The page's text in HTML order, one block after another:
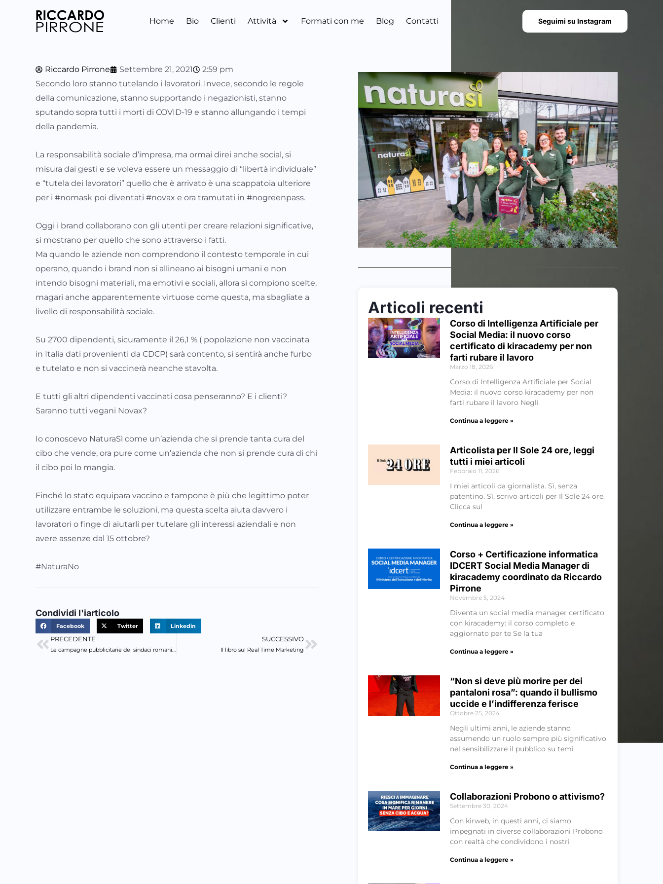
contenuto
Home Bio Clienti Attività Formati con me Blog Contatti Seguimi su Instagram
Riccardo Pirrone Settembre 21, 2021
2:59 pm
Secondo loro stanno tutelando i lavoratori. Invece, secondo le regole
della comunicazione, stanno supportando i negazionisti, stanno
sputando sopra tutti i morti di COVID-19 e stanno allungando i tempi
della pandemia.
La responsabilità sociale d’impresa, ma ormai direi anche social, si
misura dai gesti e se voleva essere un messaggio di “libertà individuale”
e “tutela dei lavoratori” quello che è arrivato è una scappatoia ulteriore
per i #nomask poi diventati #novax e ora tramutati in #nogreenpass.
Oggi i brand collaborano con gli utenti per creare relazioni significative,
si mostrano per quello che sono attraverso i fatti.
Ma quando le aziende non comprendono il contesto temporale in cui
operano, quando i brand non si allineano ai bisogni umani e non
intendo bisogni materiali, ma emotivi e sociali, allora si compiono scelte,
magari anche apparentemente virtuose come questa, ma sbagliate a
livello di responsabilità sociale.
Su 2700 dipendenti, sicuramente il 26,1 % ( popolazione non vaccinata
in Italia dati provenienti da CDCP) sarà contento, si sentirà anche furbo
e tutelato e non si vaccinerà neanche stavolta.
E tutti gli altri dipendenti vaccinati cosa penseranno? E i clienti?
Saranno tutti vegani Novax?
Io conoscevo NaturaSì come un’azienda che si prende tanta cura del
cibo che vende, ora pure come un’azienda che non si prende cura di chi
il cibo poi lo mangia.
Finché lo stato equipara vaccino e tampone è più che legittimo poter
utilizzare entrambe le soluzioni, ma questa scelta aiuta davvero i
lavoratori o finge di aiutarli per tutelare gli interessi aziendali e non
avere assenze dal 15 ottobre?
#NaturaNo
Condividi l'iarticolo
Facebook Twitter Linkedin
Precedente
PRECEDENTE
Le campagne pubblicitarie dei sindaci romani sono davvero sincere?
SUCCESSIVO
Il libro sul Real Time MarketingSuccessivo
Articoli recenti
Corso di Intelligenza Artificiale per
Social Media: il nuovo corso
certificato di kiracademy per non
farti rubare il lavoro
Marzo 18, 2026
Corso di Intelligenza Artificiale per Social
Media: il nuovo corso kiracademy per non
farti rubare il lavoro Negli
Continua a leggere »
Articolista per Il Sole 24 ore, leggi
tutti i miei articoli
Febbraio 11, 2026
I miei articoli da giornalista. Sì, senza
patentino. Sì, scrivo articoli per Il Sole 24 ore.
Clicca sul
Continua a leggere »
Corso + Certificazione informatica
IDCERT Social Media Manager di
kiracademy coordinato da Riccardo
Pirrone
Novembre 5, 2024
Diventa un social media manager certificato
con kiracademy: il corso completo e
aggiornato per te Se la tua
Continua a leggere »
“Non si deve più morire per dei
pantaloni rosa”: quando il bullismo
uccide e l’indifferenza ferisce
Ottobre 25, 2024
Negli ultimi anni, le aziende stanno
assumendo un ruolo sempre più significativo
nel sensibilizzare il pubblico su temi
Continua a leggere »
Collaborazioni Probono o attivismo?
Settembre 30, 2024
Con kirweb, in questi anni, ci siamo
impegnati in diverse collaborazioni Probono
con realtà che condividono i nostri
Continua a leggere »